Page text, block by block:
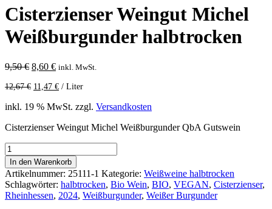
Cisterzienser Weingut Michel
Weißburgunder halbtrocken
9,50€ Ursprünglicher
war:
8,60 €Aktueller
ist:
inkl. MwSt.
12,67€ 11,47 € / Liter
inkl. 19 % MwSt. zzgl. Versandkosten
Cisterzienser Weingut Michel Weißburgunder QbA Gutswein
Cisterzienser
Weingut
Michel
Weißburgunder
halbtrocken
Menge
In den Warenkorb
Artikelnummer: 25111-1 Kategorie: Weißweine halbtrocken
Schlagwörter: halbtrocken, Bio Wein, BIO, VEGAN, Cisterzienser,
Rheinhessen, 2024, Weißburgunder, Weißer Burgunder